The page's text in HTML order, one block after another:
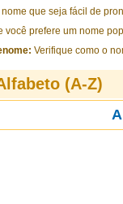
que seja fácil de
você prefere um nome
Verifique como o
(A-Z)
A